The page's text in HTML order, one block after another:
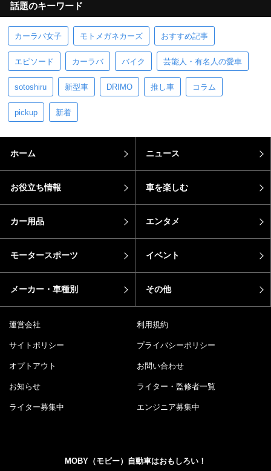
話題のキーワード
カーラバ女子 モトメガネカーズ おすすめ記事
エピソード カーラバ バイク 芸能人・有名人の愛車
sotoshiru 新型車 DRIMO 推し車 コラム
pickup 新着
ホーム ニュース
お役立ち情報 車を楽しむ
カー用品 エンタメ
モータースポーツ イベント
メーカー・車種別 その他
運営会社 利用規約
サイトポリシー プライバシーポリシー
オプトアウト お問い合わせ
お知らせ ライター・監修者一覧
ライター募集中 エンジニア募集中
MOBY（モビー）自動車はおもしろい！